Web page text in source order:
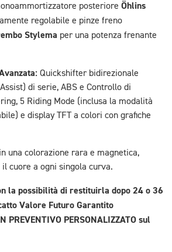
posteriore Öhlins
regolabile e pinze freno
Stylema per una potenza frenante
Quickshifter bidirezionale
di serie, ABS e Controllo di
5 Riding Mode (inclusa la modalità
e display TFT a colori con grafiche
una colorazione rara e magnetica,
cuore a ogni singola curva.
la possibilità di restituirla dopo 24 o 36
Valore Futuro Garantito
PREVENTIVO PERSONALIZZATO sul